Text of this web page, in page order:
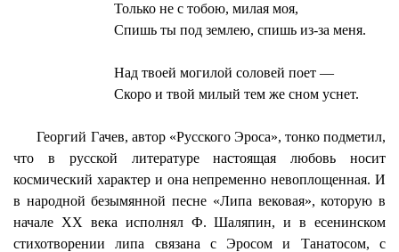
Только не с тобою, милая моя,
Спишь ты под землею, спишь из-за меня.
Над твоей могилой соловей поет —
Скоро и твой милый тем же сном уснет.
Георгий Гачев, автор «Русского Эроса», тонко подметил,
что в русской литературе настоящая любовь носит
космический характер и она непременно невоплощенная. И
в народной безымянной песне «Липа вековая», которую в
начале XX века исполнял Ф. Шаляпин, и в есенинском
стихотворении липа связана с Эросом и Танатосом, с